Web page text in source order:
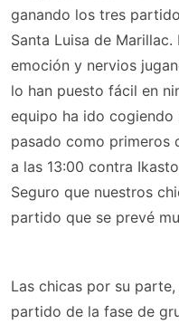
ganando los tres
Santa Luisa de
emoción y nervios
lo han puesto fácil en
equipo ha ido
pasado como primeros
a las 13:00 contra
Seguro que nuestros
partido que se prevé
Las chicas por su
partido de la fase de